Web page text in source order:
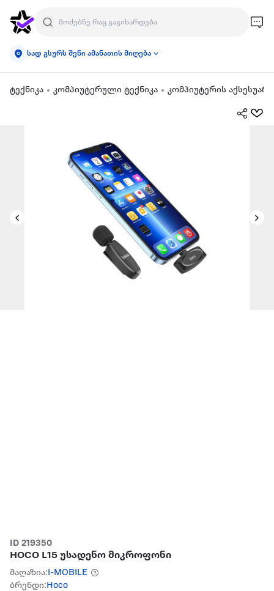
სად გსურს შენი ამანათის მიღება
ტექნიკა კომპიუტერული ტექნიკა კომპიუტერის
ID 219350
HOCO L15 უსადენო მიკროფონი
მაღაზია: I-MOBILE
ბრენდი: Hoco